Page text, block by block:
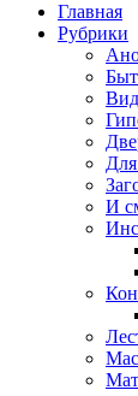
Главная
Рубрики
И